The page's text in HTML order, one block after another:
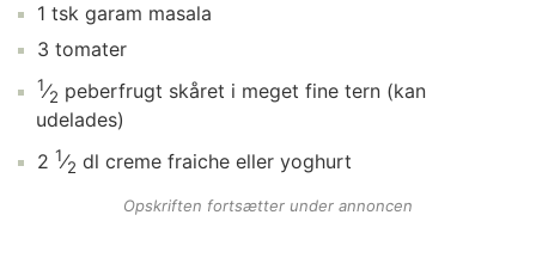
1 tsk garam masala
3 tomater
1⁄2 peberfrugt skåret i meget fine tern (kan
udelades)
2 1⁄2 dl creme fraiche eller yoghurt
Opskriften fortsætter under annoncen